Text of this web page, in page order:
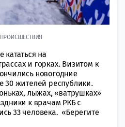
ПРОИСШЕСТВИЯ
кататься на
и горках. Визитом к
новогодние
30 жителей республики.
лыжах, «ватрушках»
к врачам РКБ с
33 человека. «Берегите